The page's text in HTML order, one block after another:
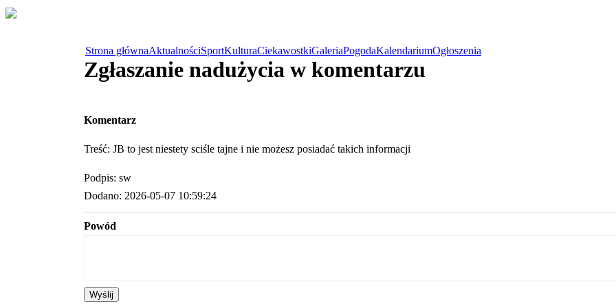
Strona głównaAktualnościSportKulturaCiekawostkiGaleriaPogodaKalendariumOgłoszenia
Zgłaszanie nadużycia w komentarzu
Komentarz
Treść: JB to jest niestety sciśle tajne i nie możesz posiadać takich informacji
Podpis: sw
Dodano: 2026-05-07 10:59:24
Powód
Wyślij